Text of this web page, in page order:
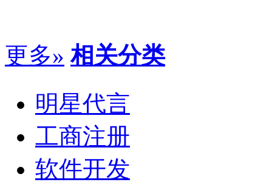
更多» 相关分类
明星代言
工商注册
软件开发